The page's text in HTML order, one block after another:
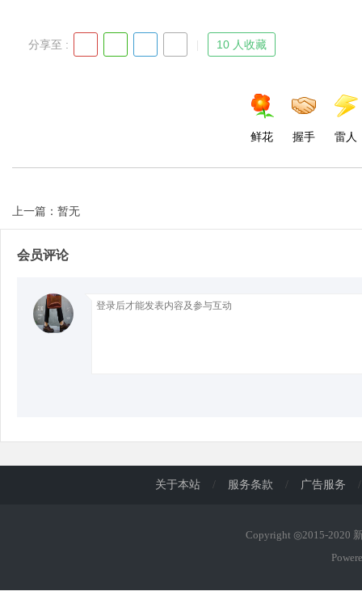
分享至 : 10 人收藏
鲜花 握手 雷人
上一篇：暂无
会员评论
关于本站 / 服务条款 / 广告服务 /
Copyright ◎2015-2020